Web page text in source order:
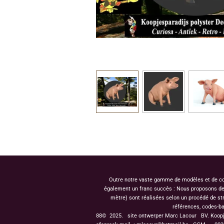
Outre notre vaste gamme de modèles et de
également un franc succès : Nous proposons
mètre) sont réalisées selon un procédé de
références, codes-
88© 2025. site ontwerper Marc Lacour BV.